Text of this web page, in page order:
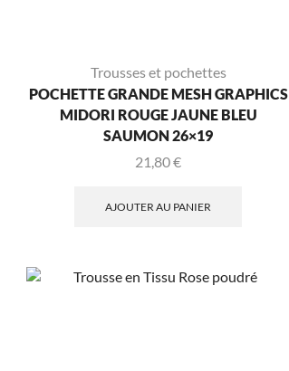
Trousses et pochettes
POCHETTE GRANDE MESH GRAPHICS
MIDORI ROUGE JAUNE BLEU
SAUMON 26×19
21,80€
AJOUTER AU PANIER